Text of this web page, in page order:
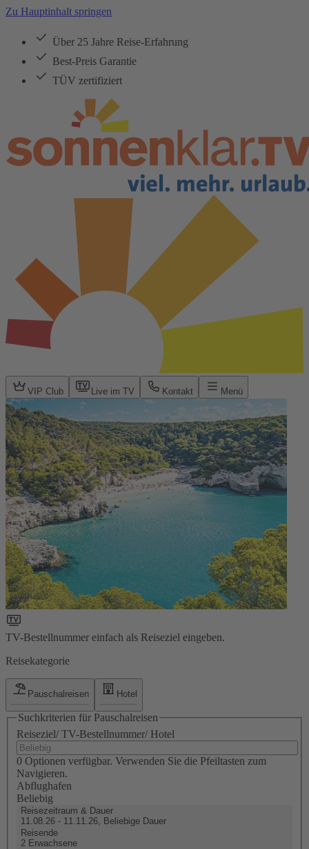
Zu Hauptinhalt springen
Über 25 Jahre Reise-Erfahrung
Best-Preis Garantie
TÜV zertifiziert
VIP Club Live im TV Kontakt Menü
TV-Bestellnummer einfach als Reiseziel eingeben.
Reisekategorie
Pauschalreisen Hotel
Suchkriterien für Pauschalreisen
Reiseziel/ TV-Bestellnummer/ Hotel
0 Optionen verfügbar. Verwenden Sie die Pfeiltasten zum
Navigieren.
Abflughafen
Beliebig
Reisezeitraum & Dauer
11.08.26 - 11.11.26, Beliebige Dauer
Reisende
2 Erwachsene